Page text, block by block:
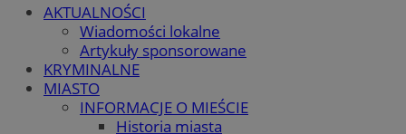
AKTUALNOŚCI
Wiadomości lokalne
Artykuły sponsorowane
KRYMINALNE
MIASTO
INFORMACJE O MIEŚCIE
Historia miasta